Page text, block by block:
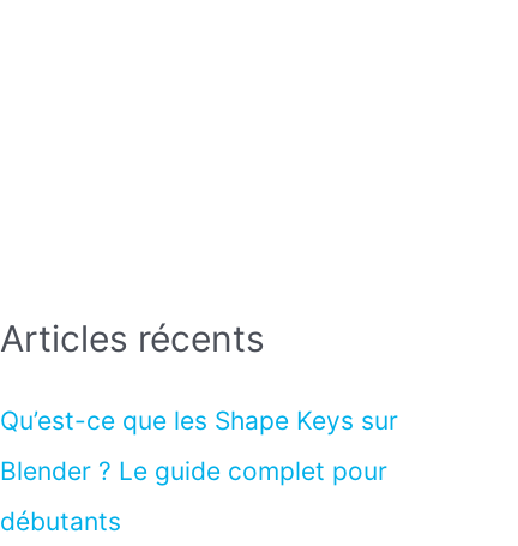
Articles récents
Qu’est-ce que les Shape Keys sur
Blender ? Le guide complet pour
débutants